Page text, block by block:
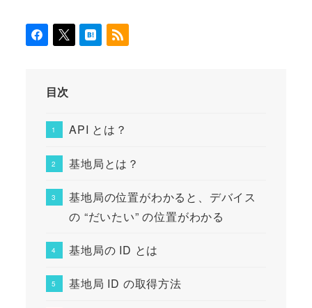
目次
API とは？
基地局とは？
基地局の位置がわかると、デバイス
の “だいたい” の位置がわかる
基地局の ID とは
基地局 ID の取得方法